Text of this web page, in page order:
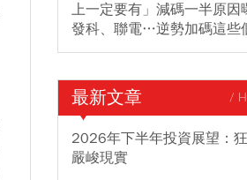
上一定要有」減碼一半原因
發科、聯電…逆勢加碼這些
最新文章 /
2026年下半年投資展望：
嚴峻現實